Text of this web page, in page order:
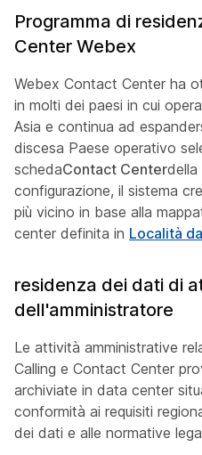
Programma di
Center Webex
Webex Contact Center ha
in molti dei paesi in cui
Asia e continua ad
discesa Paese operativo
schedaContact Centerdella
configurazione, il sistema
più vicino in base alla
center definita in Località
residenza dei dati di
dell'amministratore
Le attività amministrative
Calling e Contact Center
archiviate in data center
conformità ai requisiti
dei dati e alle normative